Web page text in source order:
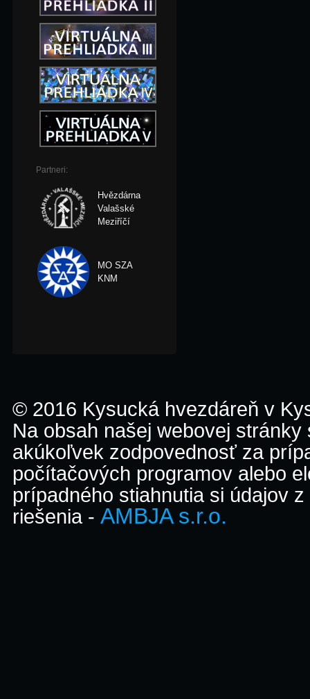
Partneri:
Hvězdárna
Valašské
Meziříčí
MO SZA
KNM
© 2016 Kysucká hvezdáreň v
Na obsah našej webovej
akúkoľvek zodpovednosť za
počítačových programov alebo
prípadného stiahnutia si údajov
riešenia - AMBJA s.r.o.